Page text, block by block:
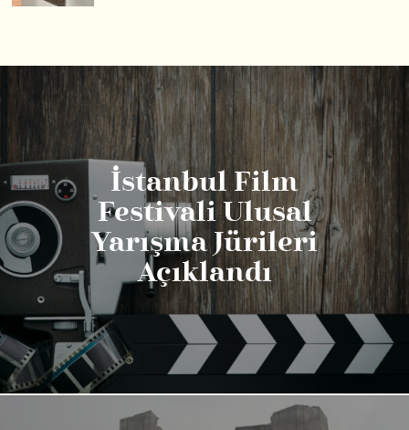
İstanbul Film
Festivali Ulusal
Yarışma Jürileri
Açıklandı